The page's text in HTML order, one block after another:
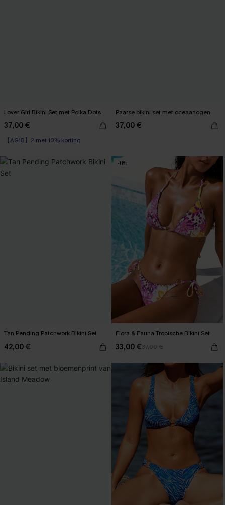
Lover Girl Bikini Set met Polka Dots
37,00 €
【AG18】2 met 10% korting
Paarse bikini set met oceaanogen
37,00 €
Tan Pending Patchwork Bikini Set
42,00 €
-11%
Flora & Fauna Tropische Bikini Set
33,00 €37,00 €